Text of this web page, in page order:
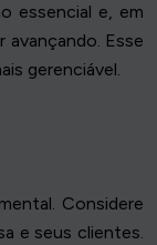
essencial e, em
avançando. Esse
gerenciável.
Considere
e seus clientes.